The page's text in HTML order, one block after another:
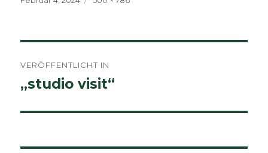
VERÖFFENTLICHT IN
„studio visit“